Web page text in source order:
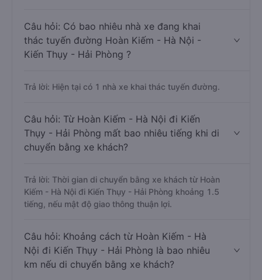
Câu hỏi: Có bao nhiêu nhà xe đang khai
thác tuyến đường Hoàn Kiếm - Hà Nội -
Kiến Thụy - Hải Phòng ?
Trả lời: Hiện tại có 1 nhà xe khai thác tuyến đường.
Câu hỏi: Từ Hoàn Kiếm - Hà Nội đi Kiến
Thụy - Hải Phòng mất bao nhiêu tiếng khi di
chuyển bằng xe khách?
Trả lời: Thời gian di chuyển bằng xe khách từ Hoàn
Kiếm - Hà Nội đi Kiến Thụy - Hải Phòng khoảng 1.5
tiếng, nếu mật độ giao thông thuận lợi.
Câu hỏi: Khoảng cách từ Hoàn Kiếm - Hà
Nội đi Kiến Thụy - Hải Phòng là bao nhiêu
km nếu di chuyển bằng xe khách?